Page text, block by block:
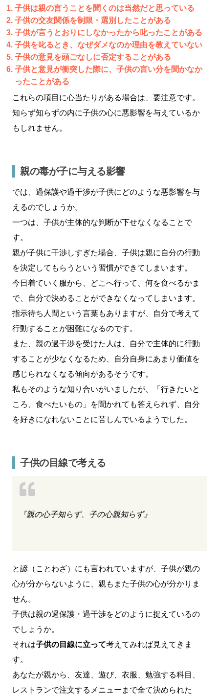
子供は親の言うことを聞くのは当然だと思っている
子供の交友関係を制限・選別したことがある
子供が言うとおりにしなかったから叱ったことがある
子供を叱るとき、なぜダメなのか理由を教えていない
子供の意見を頭ごなしに否定することがある
子供と意見が衝突した際に、子供の言い分を聞かなか
ったことがある
これらの項目に心当たりがある場合は、要注意です。
知らず知らずの内に子供の心に悪影響を与えているか
もしれません。
親の毒が子に与える影響
では、過保護や過干渉が子供にどのような悪影響を与
えるのでしょうか。
一つは、子供が主体的な判断が下せなくなることで
す。
親が子供に干渉しすぎた場合、子供は親に自分の行動
を決定してもらうという習慣ができてしまいます。
今日着ていく服から、どこへ行って、何を食べるかま
で、自分で決めることができなくなってしまいます。
指示待ち人間という言葉もありますが、自分で考えて
行動することが困難になるのです。
また、親の過干渉を受けた人は、自分で主体的に行動
することが少なくなるため、自分自身にあまり価値を
感じられなくなる傾向があるそうです。
私もそのような知り合いがいましたが、「行きたいと
ころ、食べたいもの」を聞かれても答えられず、自分
を好きになれないことに苦しんでいるようでした。
子供の目線で考える
『親の心子知らず、子の心親知らず』
と諺（ことわざ）にも言われていますが、子供が親の
心が分からないように、親もまた子供の心が分かりま
せん。
子供は親の過保護・過干渉をどのように捉えているの
でしょうか。
それは子供の目線に立って考えてみれば見えてきま
す。
あなたが親から、友達、遊び、衣服、勉強する科目、
レストランで注文するメニューまで全て決められた